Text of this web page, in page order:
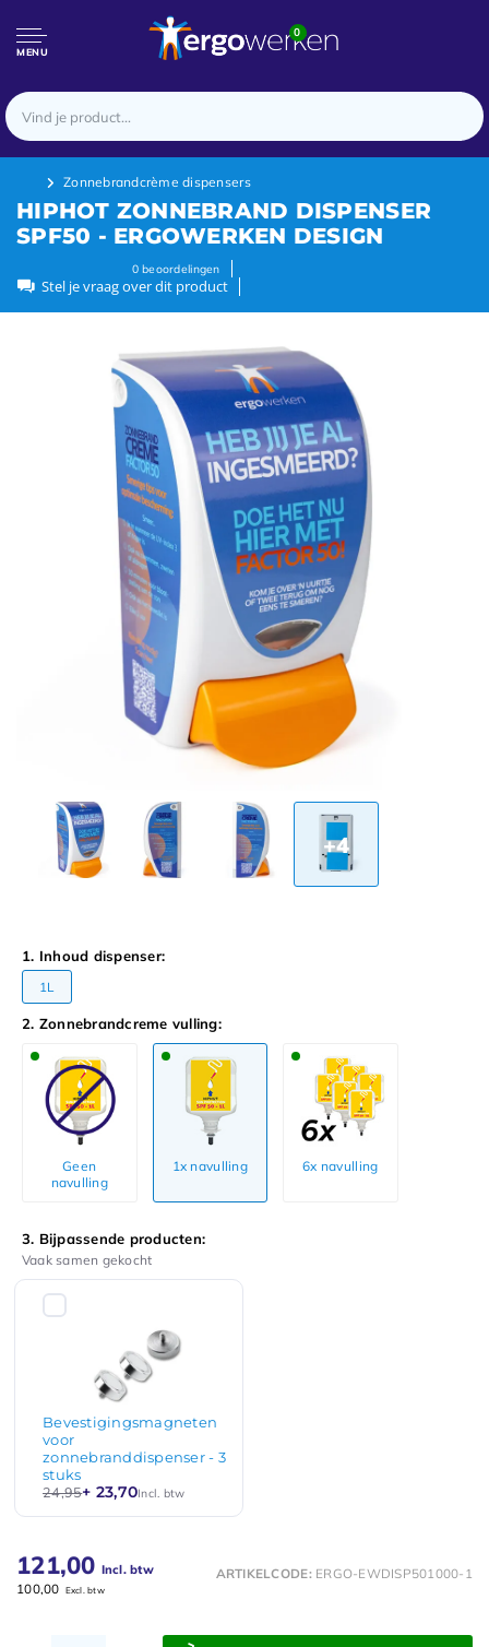
MENU
0
Zonnebrandcrème dispensers
HIPHOT ZONNEBRAND DISPENSER
SPF50 - ERGOWERKEN DESIGN
0beoordelingen
Stel je vraag over dit product
+4
1. Inhoud dispenser:
1L
2. Zonnebrandcreme vulling:
Geen
navulling
1x navulling 6x navulling
3. Bijpassende producten:
Vaak samen gekocht
Bevestigingsmagneten
voor
zonnebranddispenser - 3
stuks
24,95+ 23,70Incl. btw
121,00 Incl. btw
100,00 Excl. btw
ARTIKELCODE: ERGO-EWDISP501000-1